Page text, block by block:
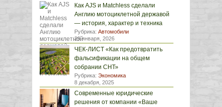
Как AJS и Matchless сделали
Англию мотоциклетной державой
— история, характер и техника
Рубрика: Автомобили
29 января, 2026
ЧЕК-ЛИСТ «Как предотвратить
фальсификации на общем
собрании СНТ»
Рубрика: Экономика
8 декабря, 2025
Современные юридические
решения от компании «Ваше